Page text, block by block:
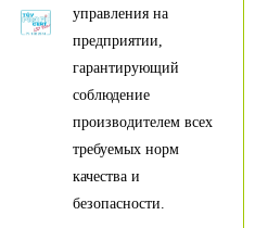
управления на
предприятии,
гарантирующий
соблюдение
производителем всех
требуемых норм
качества и
безопасности.